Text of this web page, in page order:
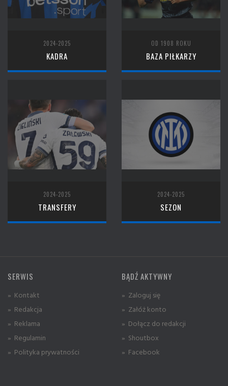
2024-2025
KADRA
OD 1908 ROKU
BAZA PIŁKARZY
2024-2025
TRANSFERY
2024-2025
SEZON
SERWIS
» Kontakt
» Redakcja
» Reklama
» Regulamin
» Polityka prywatności
BĄDŹ AKTYWNY
» Zaloguj się
» Załóż konto
» Dołącz do redakcji
» Shoutbox
» Facebook